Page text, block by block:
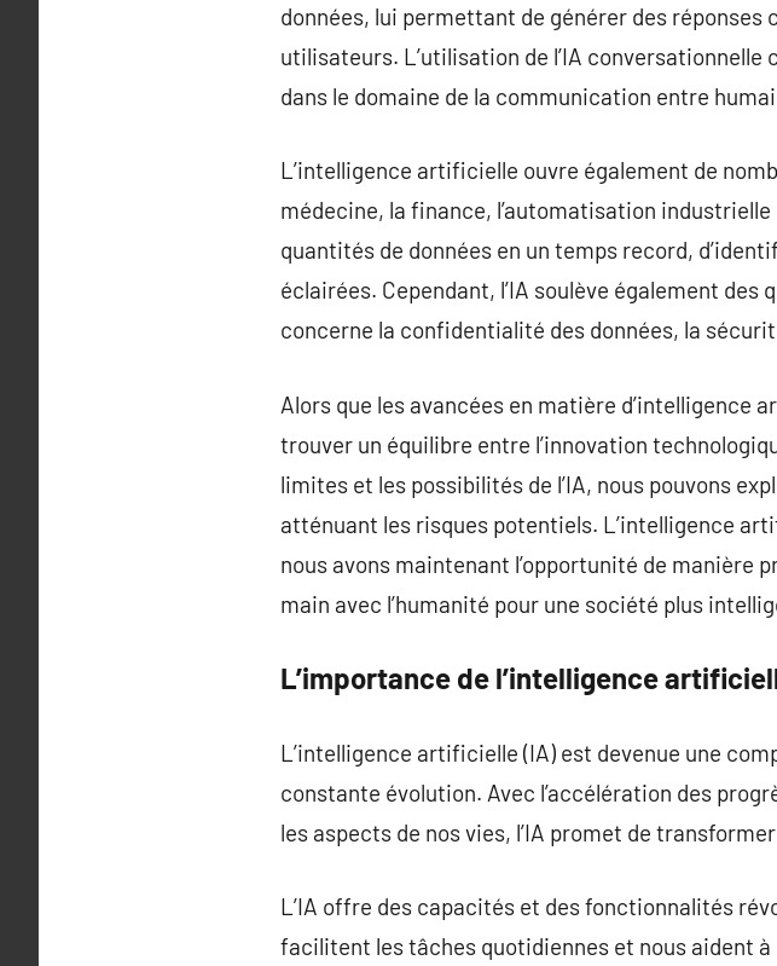
données, lui permettant de générer des
utilisateurs. L’utilisation de l’IA
dans le domaine de la communication entre
L’intelligence artificielle ouvre également de
médecine, la finance, l’automatisation industrielle
quantités de données en un temps record,
éclairées. Cependant, l’IA soulève également
concerne la confidentialité des données, la
Alors que les avancées en matière d’intelligence
trouver un équilibre entre l’innovation
limites et les possibilités de l’IA, nous pouvons
atténuant les risques potentiels. L’intelligence
nous avons maintenant l’opportunité de manière
main avec l’humanité pour une société plus
L’importance de l’intelligence
L’intelligence artificielle (IA) est devenue une
constante évolution. Avec l’accélération des
les aspects de nos vies, l’IA promet de
L’IA offre des capacités et des fonctionnalités
facilitent les tâches quotidiennes et nous aident à